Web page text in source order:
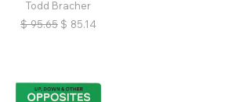
Todd Bracher
$ 95.65 $ 85.14